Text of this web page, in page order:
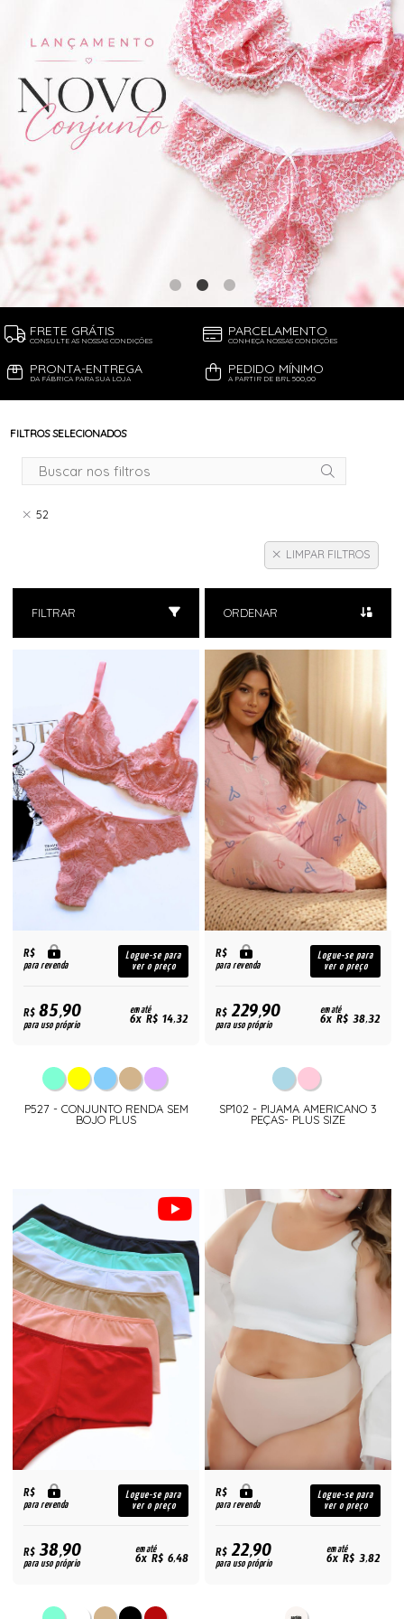
FRETE GRÁTIS
CONSULTE AS NOSSAS CONDIÇÕES
PARCELAMENTO
CONHEÇA NOSSAS CONDIÇÕES
PRONTA-ENTREGA
DA FÁBRICA PARA SUA LOJA
PEDIDO MÍNIMO
A PARTIR DE BRL 500,00
FILTROS SELECIONADOS
52
LIMPAR FILTROS
FILTRAR ORDENAR
R$
para revenda
Logue-se para
ver o preço
R$85,90
para uso próprio
em até
6x R$ 14,32
P527 - CONJUNTO RENDA SEM
BOJO PLUS
R$
para revenda
Logue-se para
ver o preço
R$229,90
para uso próprio
em até
6x R$ 38,32
SP102 - PIJAMA AMERICANO 3
PEÇAS- PLUS SIZE
R$
para revenda
Logue-se para
ver o preço
R$38,90
para uso próprio
em até
6x R$ 6,48
R$
para revenda
Logue-se para
ver o preço
R$22,90
para uso próprio
em até
6x R$ 3,82